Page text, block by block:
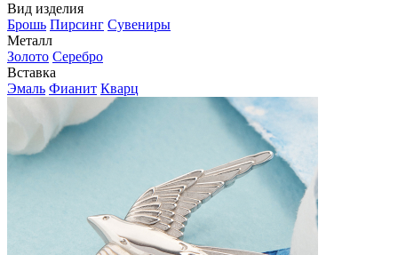
Вид изделия
Брошь Пирсинг Сувениры
Металл
Золото Серебро
Вставка
Эмаль Фианит Кварц